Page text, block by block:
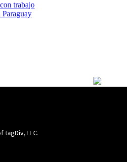
trabajo
Paraguay
tagDiv, LLC.